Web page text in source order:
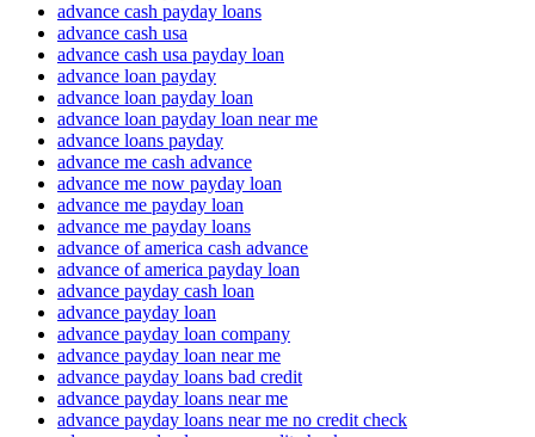
advance cash payday loans
advance cash usa
advance cash usa payday loan
advance loan payday
advance loan payday loan
advance loan payday loan near me
advance loans payday
advance me cash advance
advance me now payday loan
advance me payday loan
advance me payday loans
advance of america cash advance
advance of america payday loan
advance payday cash loan
advance payday loan
advance payday loan company
advance payday loan near me
advance payday loans bad credit
advance payday loans near me
advance payday loans near me no credit check